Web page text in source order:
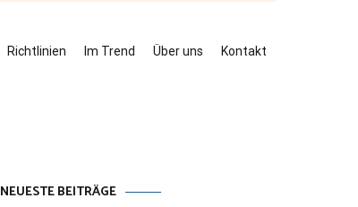
Richtlinien Im Trend Über uns Kontakt
NEUESTE BEITRÄGE